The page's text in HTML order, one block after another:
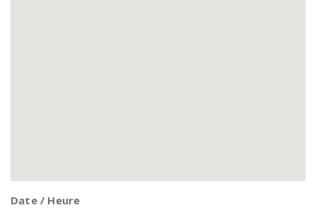
Date / Heure